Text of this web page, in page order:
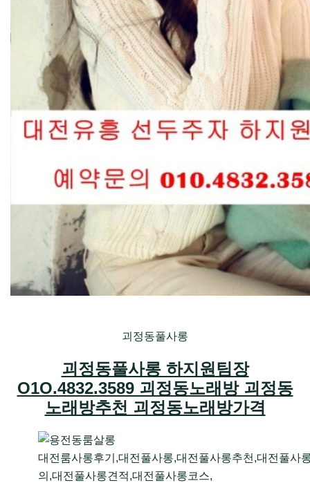
괴정동풀사롱
괴정동풀사롱 하지원팀장
O1O.4832.3589 괴정동노래방 괴정동
노래방추천 괴정동노래방가격
대전룸사롱후기,대전풀사롱,대전풀사롱추천,대전풀사
의,대전풀사롱견적,대전풀사롱코스,